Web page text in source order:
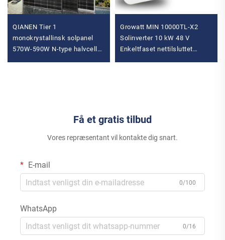
QIANEN Tier 1
monokrystallinsk solpanel
570W-590W N-type halvcelle
Growatt MIN 10000TL-X2
Solinverter 10 kW 48 V
Enkeltfaset nettilsluttet
Få et gratis tilbud
Vores repræsentant vil kontakte dig snart.
E-mail
0/100
WhatsApp
0/16